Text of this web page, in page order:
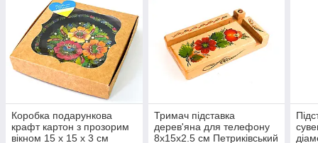
Коробка подарункова
крафт картон з прозорим
вікном 15 х 15 х 3 см
Тримач підставка
дерев'яна для телефону
8х15х2.5 см Петриківський